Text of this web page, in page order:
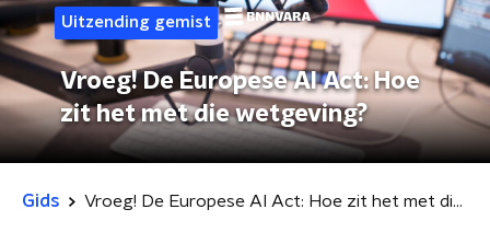
Uitzending gemist
Vroeg! De Europese AI Act: Hoe
zit het met die wetgeving?
Gids Vroeg! De Europese AI Act: Hoe zit het met die wetgeving?